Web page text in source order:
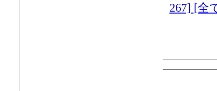
267] [全